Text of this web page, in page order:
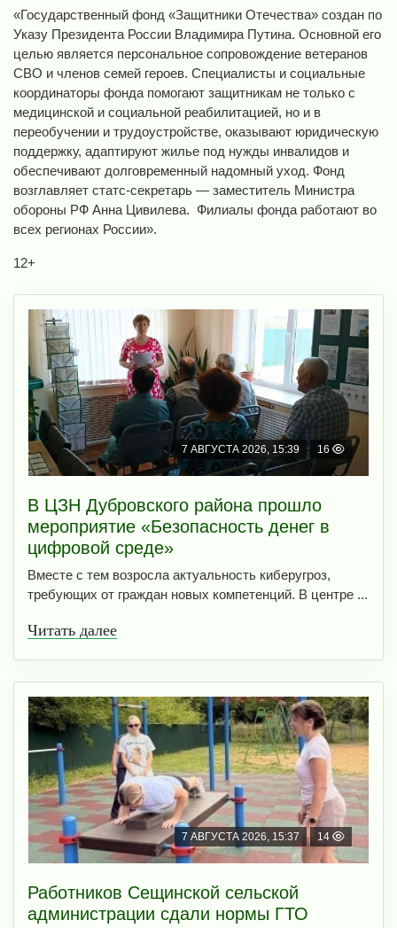
«Государственный фонд «Защитники Отечества» создан по
Указу Президента России Владимира Путина. Основной его
целью является персональное сопровождение ветеранов
СВО и членов семей героев. Специалисты и социальные
координаторы фонда помогают защитникам не только с
медицинской и социальной реабилитацией, но и в
переобучении и трудоустройстве, оказывают юридическую
поддержку, адаптируют жилье под нужды инвалидов и
обеспечивают долговременный надомный уход. Фонд
возглавляет статс-секретарь — заместитель Министра
обороны РФ Анна Цивилева. Филиалы фонда работают во
всех регионах России».
12+
7 АВГУСТА 2026, 15:39 16
В ЦЗН Дубровского района прошло
мероприятие «Безопасность денег в
цифровой среде»
Вместе с тем возросла актуальность киберугроз,
требующих от граждан новых компетенций. В центре ...
Читать далее
7 АВГУСТА 2026, 15:37 14
Работников Сещинской сельской
администрации сдали нормы ГТО